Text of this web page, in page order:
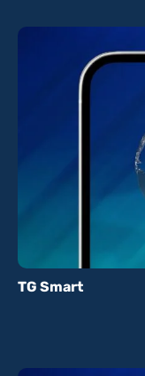
TG Smart